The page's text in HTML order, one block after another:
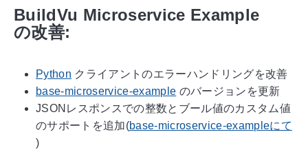
BuildVu Microservice Example
の改善:
Python クライアントのエラーハンドリングを改善
base-microservice-example のバージョンを更新
JSONレスポンスでの整数とブール値のカスタム値
のサポートを追加(base-microservice-exampleにて
)